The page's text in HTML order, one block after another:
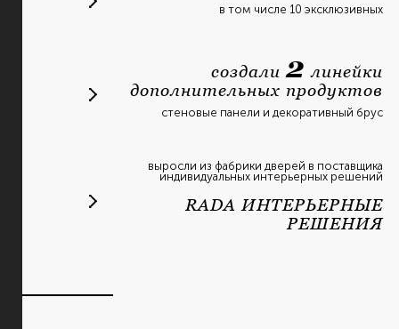
в том числе 10 эксклюзивных
создали 2 линейки
дополнительных продуктов
стеновые панели и декоративный брус
выросли из фабрики дверей в поставщика
индивидуальных интерьерных решений
RADA ИНТЕРЬЕРНЫЕ
РЕШЕНИЯ